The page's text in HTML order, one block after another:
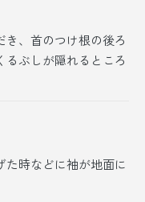
、首のつけ根の後ろ
ぶしが隠れるところ
時などに袖が地面に